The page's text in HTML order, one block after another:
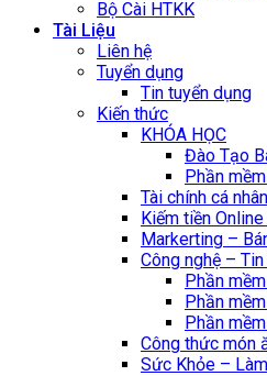
Bộ Cài HTKK
Tài Liệu
Liên hệ
Tuyển dụng
Tin tuyển dụng
Kiến thức
KHÓA HỌC
Đào Tạo
Phần
Tài chính cá nhân
Kiếm tiền
Markerting –
Công nghệ –
Phần
Phần
Phần
Công thức món
Sức Khỏe –